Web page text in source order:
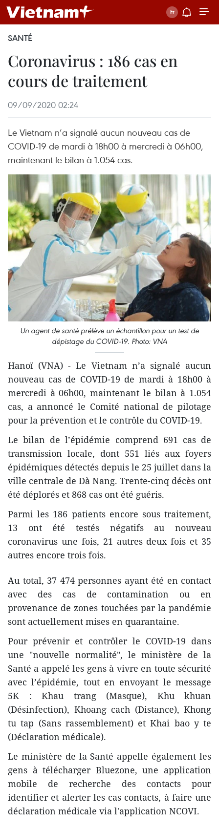
SANTÉ
Coronavirus : 186 cas en
cours de traitement
09/09/2020 02:24
Le Vietnam n’a signalé aucun nouveau cas de
COVID-19 de mardi à 18h00 à mercredi à 06h00,
maintenant le bilan à 1.054 cas.
Un agent de santé prélève un échantillon pour un test de
dépistage du COVID-19. Photo: VNA
Hanoï (VNA) - Le Vietnam n’a signalé aucun
nouveau cas de COVID-19 de mardi à 18h00 à
mercredi à 06h00, maintenant le bilan à 1.054
cas, a annoncé le Comité national de pilotage
pour la prévention et le contrôle du COVID-19.
Le bilan de l’épidémie comprend 691 cas de
transmission locale, dont 551 liés aux foyers
épidémiques détectés depuis le 25 juillet dans la
ville centrale de Dà Nang. Trente-cinq décès ont
été déplorés et 868 cas ont été guéris.
Parmi les 186 patients encore sous traitement,
13 ont été testés négatifs au nouveau
coronavirus une fois, 21 autres deux fois et 35
autres encore trois fois.
Au total, 37 474 personnes ayant été en contact
avec des cas de contamination ou en
provenance de zones touchées par la pandémie
sont actuellement mises en quarantaine.
Pour prévenir et contrôler le COVID-19 dans
une "nouvelle normalité", le ministère de la
Santé a appelé les gens à vivre en toute sécurité
avec l’épidémie, tout en envoyant le message
5K : Khau trang (Masque), Khu khuan
(Désinfection), Khoang cach (Distance), Khong
tu tap (Sans rassemblement) et Khai bao y te
(Déclaration médicale).
Le ministère de la Santé appelle également les
gens à télécharger Bluezone, une application
mobile de recherche des contacts pour
identifier et alerter les cas contacts, à faire une
déclaration médicale via l'application NCOVI.